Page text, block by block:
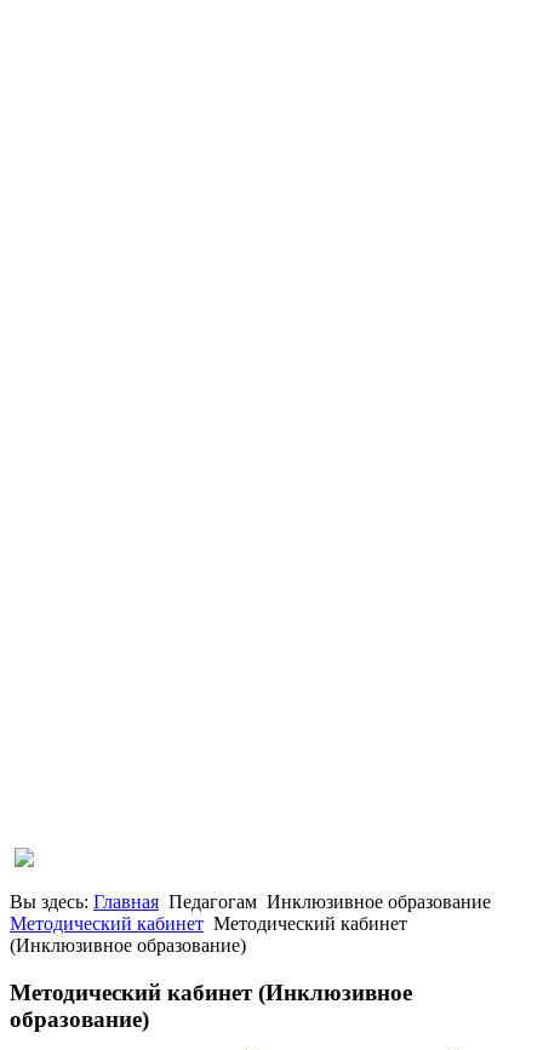
Вы здесь: Главная Педагогам Инклюзивное образование
Методический кабинет Методический кабинет
(Инклюзивное образование)
Методический кабинет (Инклюзивное
образование)